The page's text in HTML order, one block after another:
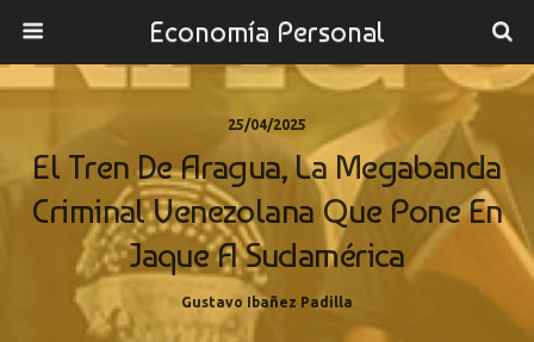
Economía Personal
25/04/2025
El Tren De Aragua, La Megabanda
Criminal Venezolana Que Pone En
Jaque A Sudamérica
Gustavo Ibañez Padilla